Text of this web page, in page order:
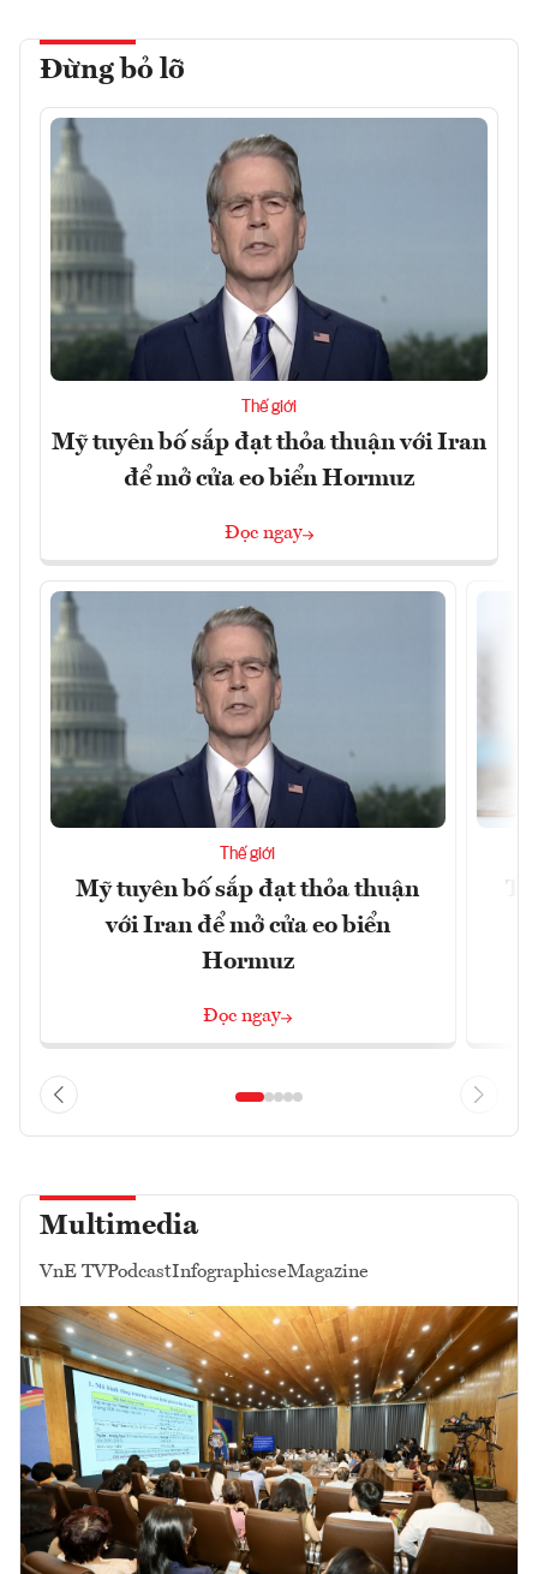
Đừng bỏ lỡ
Thế giới
Mỹ tuyên bố sắp đạt thỏa thuận với Iran
để mở cửa eo biển Hormuz
Đọc ngay
Thế giới
Mỹ tuyên bố sắp đạt thỏa thuận
với Iran để mở cửa eo biển
Hormuz
Đọc ngay
Multimedia
VnE TVPodcastInfographicseMagazine